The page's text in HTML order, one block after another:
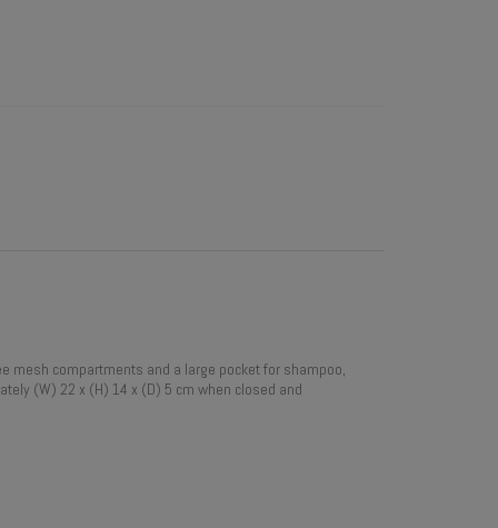
mesh compartments and a large pocket for shampoo,
(W) 22 x (H) 14 x (D) 5 cm when closed and